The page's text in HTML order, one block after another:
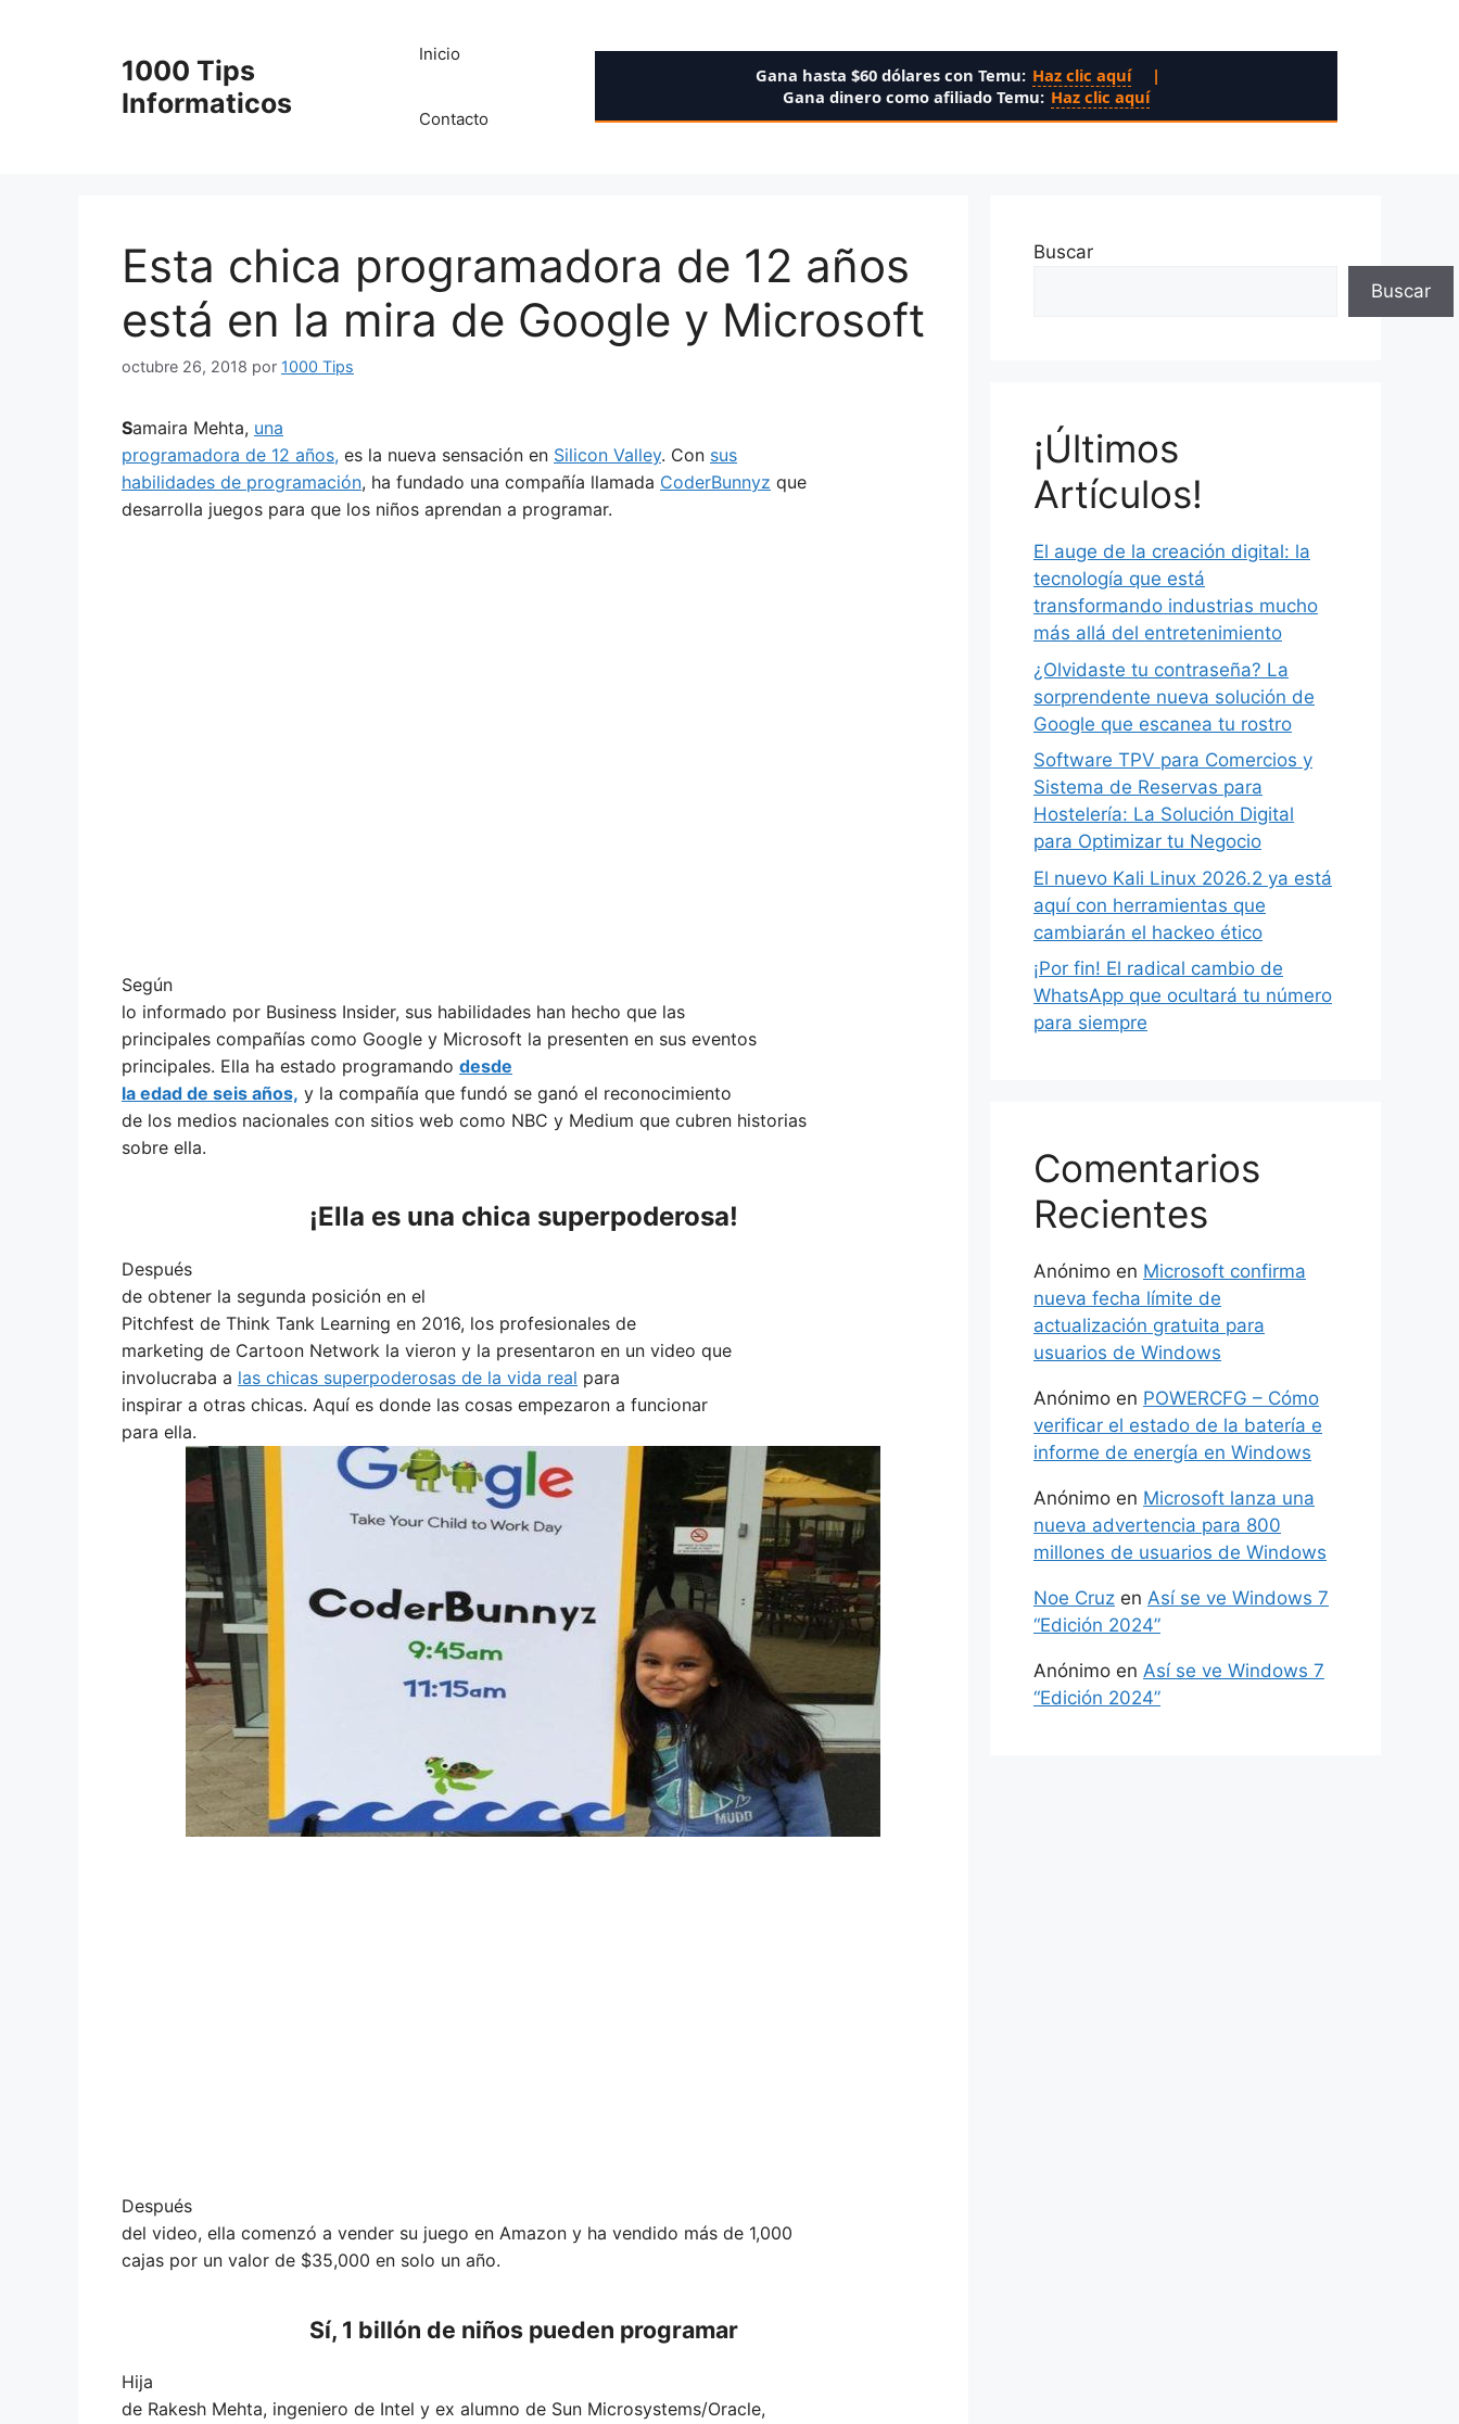
1000 Tips
Informaticos
Inicio
Contacto
Gana hasta $60 dólares con Temu: Haz clic aquí
|
Gana dinero como afiliado Temu: Haz clic aquí
Esta chica programadora de 12 años
está en la mira de Google y Microsoft
octubre 26, 2018 por 1000 Tips
Samaira Mehta, una
programadora de 12 años, es la nueva sensación en Silicon Valley. Con sus
habilidades de programación, ha fundado una compañía llamada CoderBunnyz que
desarrolla juegos para que los niños aprendan a programar.
Según
lo informado por Business Insider, sus habilidades han hecho que las
principales compañías como Google y Microsoft la presenten en sus eventos
principales. Ella ha estado programando desde
la edad de seis años, y la compañía que fundó se ganó el reconocimiento
de los medios nacionales con sitios web como NBC y Medium que cubren historias
sobre ella.
¡Ella es una chica superpoderosa!
Después
de obtener la segunda posición en el
Pitchfest de Think Tank Learning en 2016, los profesionales de
marketing de Cartoon Network la vieron y la presentaron en un video que
involucraba a las chicas superpoderosas de la vida real para
inspirar a otras chicas. Aquí es donde las cosas empezaron a funcionar
para ella.
Después
del video, ella comenzó a vender su juego en Amazon y ha vendido más de 1,000
cajas por un valor de $35,000 en solo un año.
Sí, 1 billón de niños pueden programar
Hija
de Rakesh Mehta, ingeniero de Intel y ex alumno de Sun Microsystems/Oracle,
Buscar
Buscar
¡Últimos
Artículos!
El auge de la creación digital: la
tecnología que está
transformando industrias mucho
más allá del entretenimiento
¿Olvidaste tu contraseña? La
sorprendente nueva solución de
Google que escanea tu rostro
Software TPV para Comercios y
Sistema de Reservas para
Hostelería: La Solución Digital
para Optimizar tu Negocio
El nuevo Kali Linux 2026.2 ya está
aquí con herramientas que
cambiarán el hackeo ético
¡Por fin! El radical cambio de
WhatsApp que ocultará tu número
para siempre
Comentarios
Recientes
Anónimo en Microsoft confirma
nueva fecha límite de
actualización gratuita para
usuarios de Windows
Anónimo en POWERCFG – Cómo
verificar el estado de la batería e
informe de energía en Windows
Anónimo en Microsoft lanza una
nueva advertencia para 800
millones de usuarios de Windows
Noe Cruz en Así se ve Windows 7
“Edición 2024”
Anónimo en Así se ve Windows 7
“Edición 2024”